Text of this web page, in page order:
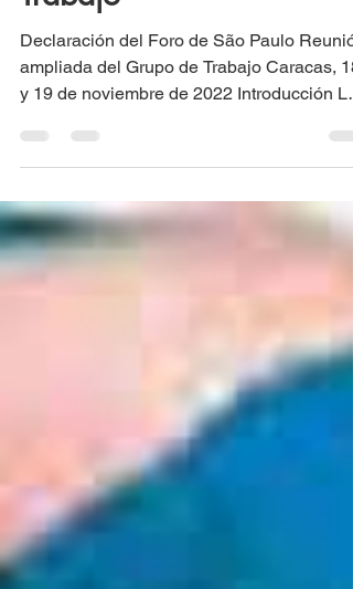
Trabajo
Declaración del Foro de São Paulo
ampliada del Grupo de Trabajo Caracas, 18
humanidad...